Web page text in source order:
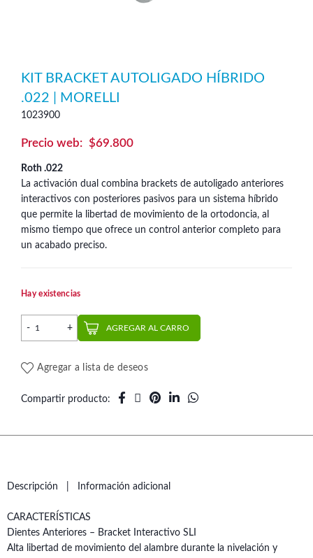
KIT BRACKET AUTOLIGADO HÍBRIDO
.022 | MORELLI
1023900
$69.800
Roth .022
La activación dual combina brackets de autoligado anteriores
interactivos con posteriores pasivos para un sistema híbrido
que permite la libertad de movimiento de la ortodoncia, al
mismo tiempo que ofrece un control anterior completo para
un acabado preciso.
Hay existencias
Kit Bracket Autoligado Híbrido .022 | Morelli cantidad
AGREGAR AL CARRO
Agregar a lista de deseos
Compartir producto
Descripción Información adicional
CARACTERÍSTICAS
Dientes Anteriores – Bracket Interactivo SLI
Alta libertad de movimiento del alambre durante la nivelación y